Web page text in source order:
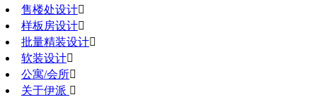
售楼处设计
样板房设计
批量精装设计
软装设计
公寓/会所
关于伊派 